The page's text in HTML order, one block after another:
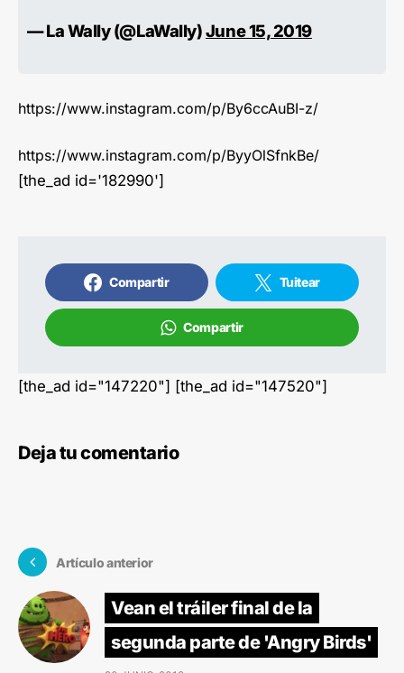
— La Wally (@LaWaIIy)June 15, 2019
https://www.instagram.com/p/By6ccAuBI-z/
https://www.instagram.com/p/ByyOlSfnkBe/
[the_ad id='182990']
Compartir Tuitear
Compartir
[the_ad id="147220"] [the_ad id="147520"]
Deja tu comentario
Artículo anterior
Vean el tráiler final de la
segunda parte de 'Angry Birds'